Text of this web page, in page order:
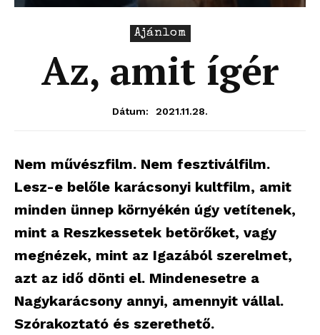
Ajánlom
Az, amit ígér
Dátum: 2021.11.28.
Nem művészfilm. Nem fesztiválfilm.
Lesz-e belőle karácsonyi kultfilm, amit
minden ünnep környékén úgy vetítenek,
mint a Reszkessetek betörőket, vagy
megnézek, mint az Igazából szerelmet,
azt az idő dönti el. Mindenesetre a
Nagykarácsony annyi, amennyit vállal.
Szórakoztató és szerethető.